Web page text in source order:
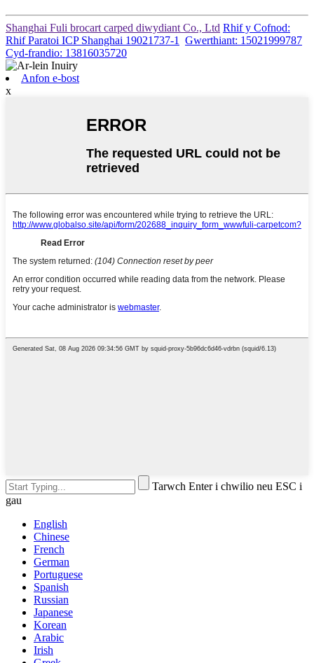
Shanghai Fuli brocart carped diwydiant Co., Ltd Rhif y Cofnod:
Rhif Paratoi ICP Shanghai 19021737-1
Gwerthiant: 15021999787
Cyd-frandio: 13816035720
Anfon e-bost
x
Tarwch Enter i chwilio neu ESC i
gau
English
Chinese
French
German
Portuguese
Spanish
Russian
Japanese
Korean
Arabic
Irish